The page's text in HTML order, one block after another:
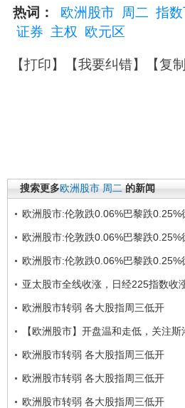
热词： 欧洲股市 周二 指
证券 主权 欧元区
【打印】【我要纠错】【复
搜索更多欧洲股市 周二 的新闻
欧洲股市:伦敦跌0.06%巴黎跌0.25%
欧洲股市:伦敦跌0.06%巴黎跌0.25%
欧洲股市:伦敦跌0.06%巴黎跌0.25%
亚太股市全线收涨，日经225指数收
欧洲股市转弱 各大股指周三低开
【欧洲股市】开盘温和走低，关注
欧洲股市转弱 各大股指周三低开
欧洲股市转弱 各大股指周三低开
欧洲股市转弱 各大股指周三低开